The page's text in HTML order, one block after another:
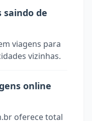
saindo de
viagens para
vizinhas.
online
oferece total